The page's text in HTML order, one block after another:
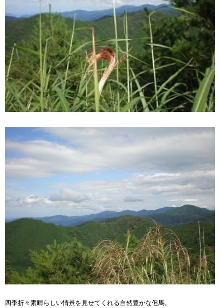
四季折々素晴らしい情景を見せてくれる自然豊かな但馬。